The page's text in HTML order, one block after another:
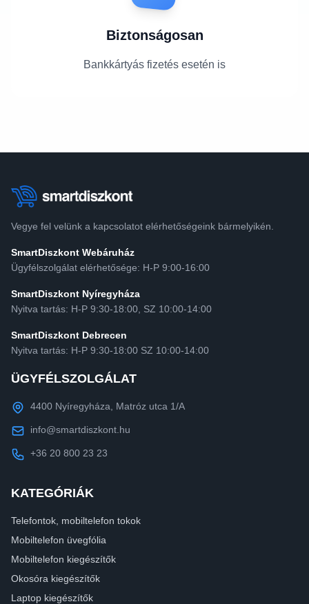
Biztonságosan
Bankkártyás fizetés esetén is
Vegye fel velünk a kapcsolatot elérhetőségeink bármelyikén.
SmartDiszkont Webáruház
Ügyfélszolgálat elérhetősége: H-P 9:00-16:00
SmartDiszkont Nyíregyháza
Nyitva tartás: H-P 9:30-18:00, SZ 10:00-14:00
SmartDiszkont Debrecen
Nyitva tartás: H-P 9:30-18:00 SZ 10:00-14:00
ÜGYFÉLSZOLGÁLAT
4400 Nyíregyháza, Matróz utca 1/A
info@smartdiszkont.hu
+36 20 800 23 23
KATEGÓRIÁK
Telefontok, mobiltelefon tokok
Mobiltelefon üvegfólia
Mobiltelefon kiegészítők
Okosóra kiegészítők
Laptop kiegészítők